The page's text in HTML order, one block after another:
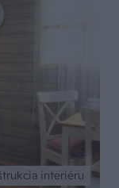
interiéru